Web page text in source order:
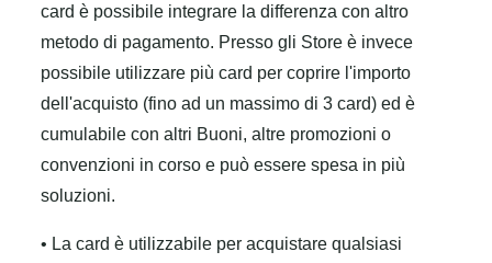
card è possibile integrare la differenza con altro
metodo di pagamento. Presso gli Store è invece
possibile utilizzare più card per coprire l'importo
dell'acquisto (fino ad un massimo di 3 card) ed è
cumulabile con altri Buoni, altre promozioni o
convenzioni in corso e può essere spesa in più
soluzioni.
• La card è utilizzabile per acquistare qualsiasi